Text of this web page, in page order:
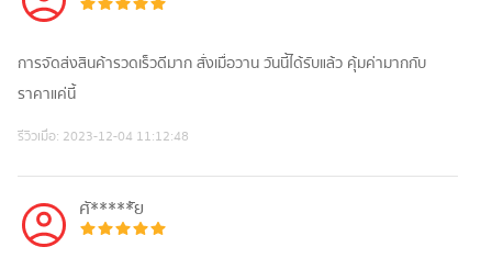
การจัดส่งสินค้ารวดเร็วดีมาก สั่งเมื่อวาน วันนี้ได้รับแล้ว คุ้มค่ามากกับ
ราคาแค่นี้
รีวิวเมื่อ: 2023-12-04 11:12:48
ศั*****ัย